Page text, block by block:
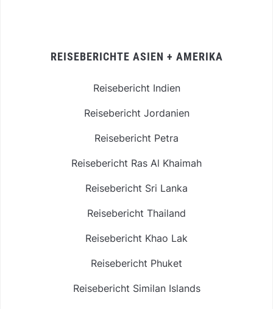
REISEBERICHTE ASIEN + AMERIKA
Reisebericht Indien
Reisebericht Jordanien
Reisebericht Petra
Reisebericht Ras Al Khaimah
Reisebericht Sri Lanka
Reisebericht Thailand
Reisebericht Khao Lak
Reisebericht Phuket
Reisebericht Similan Islands